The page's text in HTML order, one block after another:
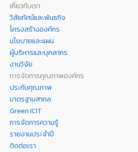
เกี่ยวกับเรา
วิสัยทัศน์และพันธกิจ
โครงสร้างองค์กร
นโยบายและแผน
ผู้บริหารและบุคลากร
งานวิจัย
การจัดการคุณภาพองค์กร
ประกันคุณภาพ
มาตรฐานสากล
Green ICIT
การจัดการความรู้
รายงานประจำปี
ติดต่อเรา